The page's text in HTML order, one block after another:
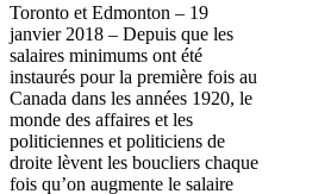
Toronto et Edmonton – 19
janvier 2018 – Depuis que les
salaires minimums ont été
instaurés pour la première fois au
Canada dans les années 1920, le
monde des affaires et les
politiciennes et politiciens de
droite lèvent les boucliers chaque
fois qu’on augmente le salaire